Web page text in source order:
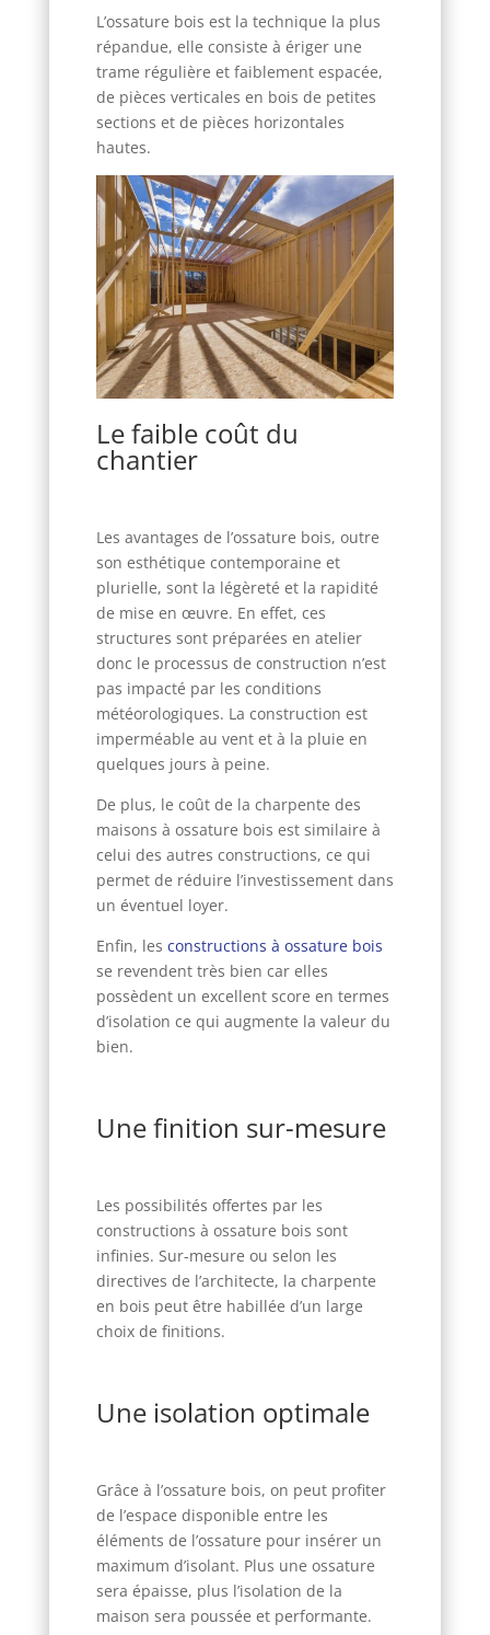
L’ossature bois est la technique la plus
répandue, elle consiste à ériger une
trame régulière et faiblement espacée,
de pièces verticales en bois de petites
sections et de pièces horizontales
hautes.
Le faible coût du
chantier
Les avantages de l’ossature bois, outre
son esthétique contemporaine et
plurielle, sont la légèreté et la rapidité
de mise en œuvre. En effet, ces
structures sont préparées en atelier
donc le processus de construction n’est
pas impacté par les conditions
météorologiques. La construction est
imperméable au vent et à la pluie en
quelques jours à peine.
De plus, le coût de la charpente des
maisons à ossature bois est similaire à
celui des autres constructions, ce qui
permet de réduire l’investissement dans
un éventuel loyer.
Enfin, les constructions à ossature bois
se revendent très bien car elles
possèdent un excellent score en termes
d’isolation ce qui augmente la valeur du
bien.
Une finition sur-mesure
Les possibilités offertes par les
constructions à ossature bois sont
infinies. Sur-mesure ou selon les
directives de l’architecte, la charpente
en bois peut être habillée d’un large
choix de finitions.
Une isolation optimale
Grâce à l’ossature bois, on peut profiter
de l’espace disponible entre les
éléments de l’ossature pour insérer un
maximum d’isolant. Plus une ossature
sera épaisse, plus l’isolation de la
maison sera poussée et performante.